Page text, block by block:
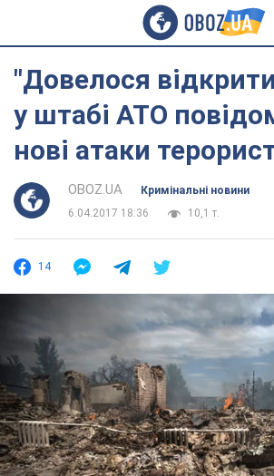
"Довелося
у штабі АТО
нові атаки
OBOZ.UA
Кримінальні новини
6.04.2017 18:36
10,1 т.
14